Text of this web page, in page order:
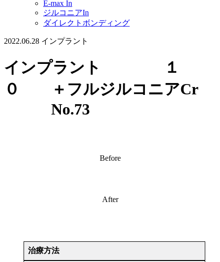
E-max In
ジルコニアIn
ダイレクトボンディング
2022.06.28 インプラント
インプラント １
０ ＋フルジルコニアCr
No.73
Before
After
治療方法